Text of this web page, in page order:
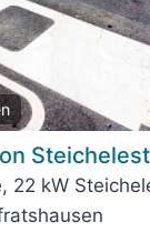
22 kW